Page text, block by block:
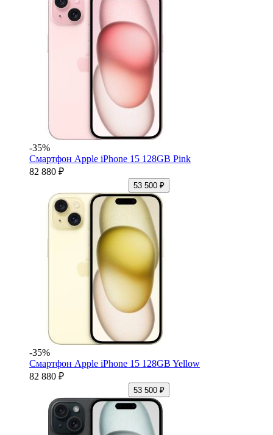
-35%
Смартфон Apple iPhone 15 128GB Pink
82 880 ₽
53 500 ₽
-35%
Смартфон Apple iPhone 15 128GB Yellow
82 880 ₽
53 500 ₽